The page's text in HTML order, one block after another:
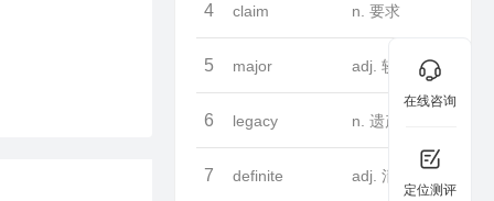
4 claim n. 要求
5 major adj. 较大的
6 legacy n. 遗产
7 definite adj. 清楚的
在线咨询
定位测评